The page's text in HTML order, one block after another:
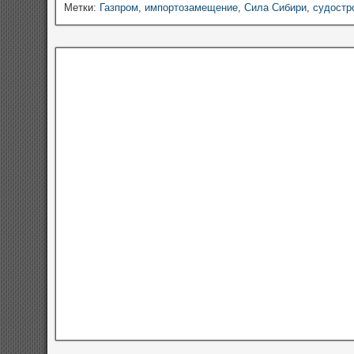
Метки: Газпром, импортозамещение, Сила Сибири,